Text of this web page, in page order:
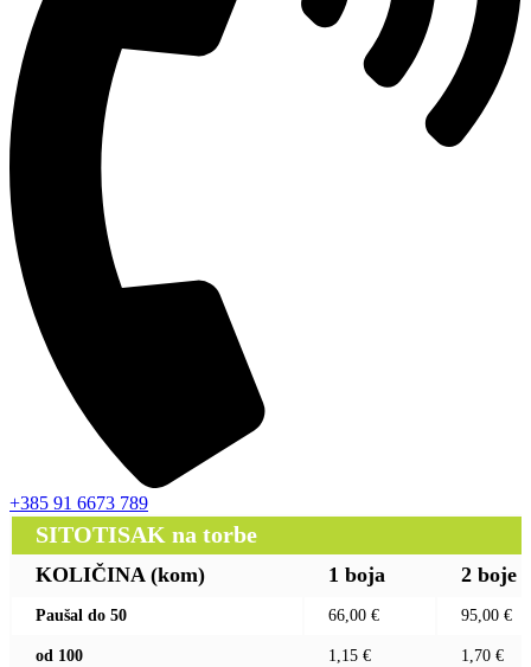
+385 91 6673 789
SITOTISAK na torbe
KOLIČINA (kom) 1 boja 2 boje
Paušal do 50 66,00 € 95,00 €
od 100 1,15 € 1,70 €